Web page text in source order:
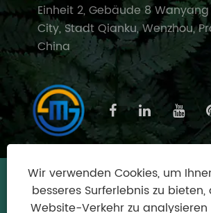
Einheit 2, Gebäude 8
City, Stadt Qianku, Wenzhou,
China
Copyright © 2025 Wenzhou
Household Products Co., Ltd. Alle
Wir verwenden Cookies, um
besseres Surferlebnis zu bieten,
Website-Verkehr zu